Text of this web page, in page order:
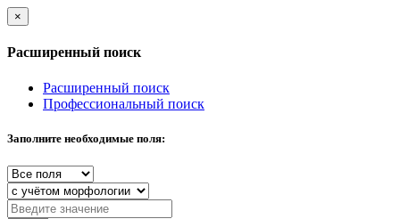
×
Расширенный поиск
Расширенный поиск
Профессиональный поиск
Заполните необходимые поля: